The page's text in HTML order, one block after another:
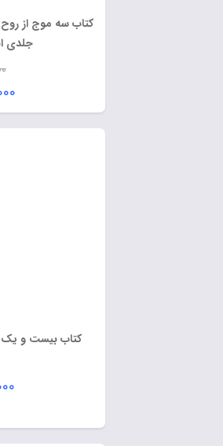
کتاب سه موج از روح های
جلدی
۶۶۹,۰۰۰
کتاب بیست و یک درس
۸۰۰,۰۰۰